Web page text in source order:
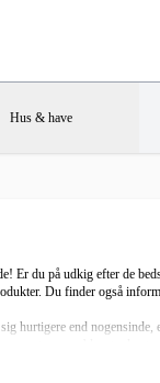
Hus & have
Er du på udkig efter de
Du finder også
hurtigere end